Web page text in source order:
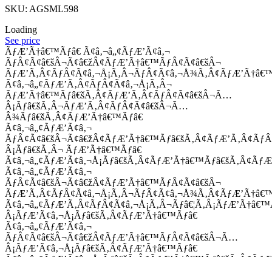
SKU: AGSML598
Loading
See price
ÃƒÆ’Ã†â€™Ãƒâ€ Ã¢â‚¬â„¢ÃƒÆ’Ã¢â‚¬
ÃƒÂ¢Ã¢â€šÂ¬Ã¢â€žÂ¢ÃƒÆ’Ã†â€™ÃƒÂ¢Ã¢â€šÂ¬
Ã¢â‚¬â„¢ÃƒÆ’Ã‚Â¢ÃƒÂ¢Ã¢â‚¬Å¡Ã‚Â¬
ÃƒÆ’Ã†â€™Ãƒâ€šÃ‚Â¢ÃƒÆ’Ã‚Â¢ÃƒÂ¢Ã¢â€šÂ¬Ã…
Â¡Ãƒâ€šÃ‚Â¬ÃƒÆ’Ã‚Â¢ÃƒÂ¢Ã¢â€šÂ¬Ã…
Â¾Ãƒâ€šÃ‚Â¢ÃƒÆ’Ã†â€™Ãƒâ€
Ã¢â‚¬â„¢ÃƒÆ’Ã¢â‚¬
Â¡Ãƒâ€šÃ‚Â¬ ÃƒÆ’Ã†â€™Ãƒâ€
Ã¢â‚¬â„¢ÃƒÆ’Ã¢â‚¬
ÃƒÂ¢Ã¢â€šÂ¬Ã¢â€žÂ¢ÃƒÆ’Ã†â€™ÃƒÂ¢Ã¢â€šÂ¬
Â¡ÃƒÆ’Ã¢â‚¬Å¡Ãƒâ€šÃ‚Â¢ÃƒÆ’Ã†â€™Ãƒâ€
Ã¢â‚¬â„¢ÃƒÆ’Ã¢â‚¬
ÃƒÂ¢Ã¢â€šÂ¬Ã¢â€žÂ¢ÃƒÆ’Ã†â€™ÃƒÂ¢Ã¢â€šÂ¬Ã…
Â¡ÃƒÆ’Ã¢â‚¬Å¡Ãƒâ€šÃ‚Â¢ÃƒÆ’Ã†â€™Ãƒâ€